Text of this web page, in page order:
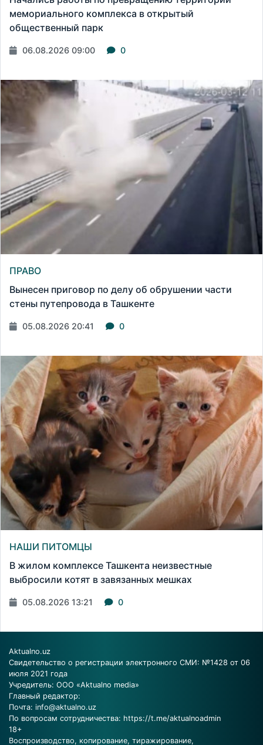
мемориального комплекса в открытый
общественный парк
06.08.2026 09:00 0
ПРАВО
Вынесен приговор по делу об обрушении части
стены путепровода в Ташкенте
05.08.2026 20:41 0
НАШИ ПИТОМЦЫ
В жилом комплексе Ташкента неизвестные
выбросили котят в завязанных мешках
05.08.2026 13:21 0
Aktualno.uz
Свидетельство о регистрации электронного СМИ: №1428 от 06
июля 2021 года
Учредитель: ООО «Aktualno media»
Главный редактор:
Почта: info@aktualno.uz
По вопросам сотрудничества: https://t.me/aktualnoadmin
18+
Воспроизводство, копирование, тиражирование,